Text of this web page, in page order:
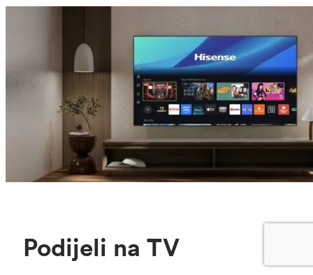
Podijeli na TV